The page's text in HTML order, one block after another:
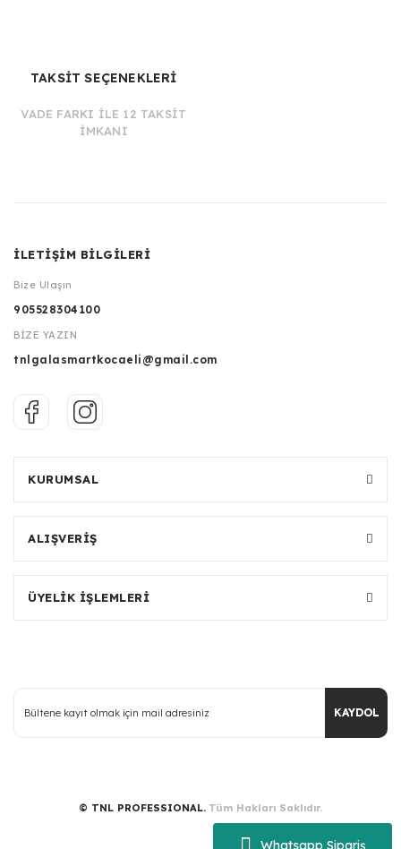
Whatsapp Sipariş
TAKSİT SEÇENEKLERİ
VADE FARKI İLE 12 TAKSİT
İMKANI
İLETİŞİM BİLGİLERİ
Bize Ulaşın
905528304100
BİZE YAZIN
tnlgalasmartkocaeli@gmail.com
KURUMSAL
ALIŞVERİŞ
ÜYELİK İŞLEMLERİ
KAYDOL
© TNL PROFESSIONAL. Tüm Hakları Saklıdır.